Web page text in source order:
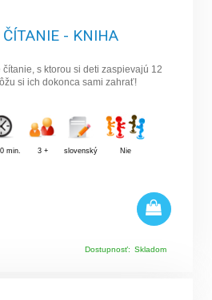
- KNIHA
s ktorou si deti zaspievajú 12
si ich dokonca sami zahrať!
min. 3 + slovenský Nie
Dostupnosť: Skladom